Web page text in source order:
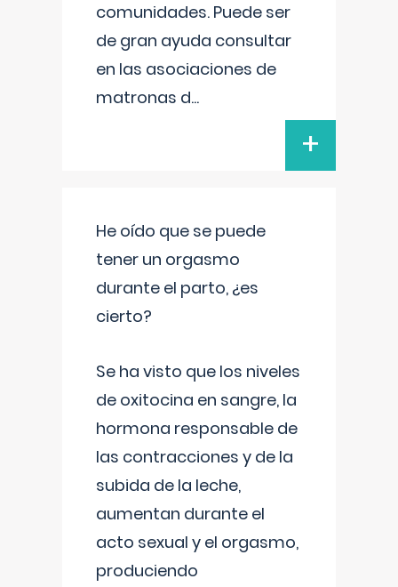
comunidades. Puede ser
de gran ayuda consultar
en las asociaciones de
matronas d...
+
He oído que se puede
tener un orgasmo
durante el parto, ¿es
cierto?
Se ha visto que los niveles
de oxitocina en sangre, la
hormona responsable de
las contracciones y de la
subida de la leche,
aumentan durante el
acto sexual y el orgasmo,
produciendo